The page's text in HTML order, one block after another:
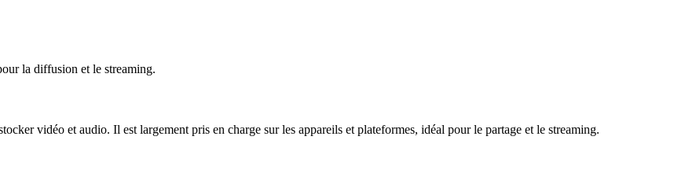
la diffusion et le streaming.
vidéo et audio. Il est largement pris en charge sur les appareils et plateformes, idéal pour le partage et le streaming.